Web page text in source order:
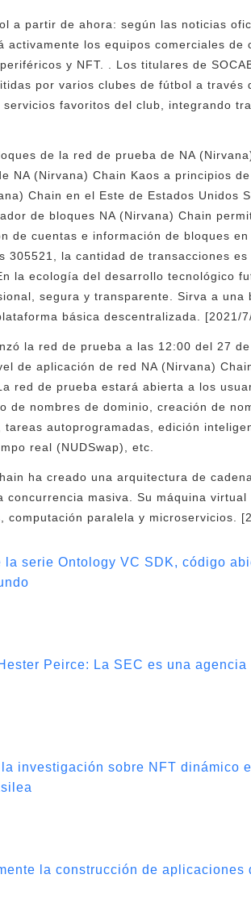
a partir de ahora: según las noticias
los equipos comerciales de
y NFT. . Los titulares de
por varios clubes de fútbol a través
favoritos del club, integrando
de la red de prueba de NA
NA (Nirvana) Chain Kaos a principios
Chain en el Este de Estados Unidos
de bloques NA (Nirvana) Chain
de cuentas e información de bloques
305521, la cantidad de transacciones
la ecología del desarrollo tecnológico
segura y transparente. Sirva a una
básica descentralizada. [2021/
la red de prueba a las 12:00 del 27
de aplicación de red NA (Nirvana)
red de prueba estará abierta a los
de nombres de dominio, creación de
autoprogramadas, edición
real (NUDSwap), etc.
ha creado una arquitectura de
masiva. Su máquina
computación paralela y microservicios.
la serie Ontology VC SDK, código
Peirce: La SEC es una
investigación sobre NFT dinámico
la construcción de aplicaciones